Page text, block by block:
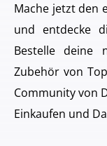
Mache jetzt den
und entdecke
Bestelle deine
Zubehör von
Community von
Einkaufen und